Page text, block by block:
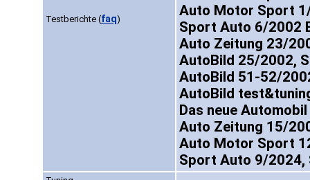
Testberichte (faq)
Auto Motor Sport
Sport Auto 6/2002
Auto Zeitung 23/
AutoBild 25/2002,
AutoBild 51-52/
AutoBild
Das neue
Auto Zeitung 15/
Auto Motor Sport
Sport Auto 9/2024,